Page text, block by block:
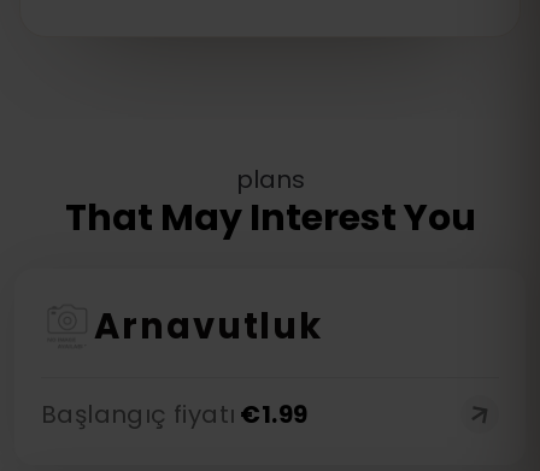
plans
That May Interest You
Arnavutluk
Başlangıç fiyatı €1.99